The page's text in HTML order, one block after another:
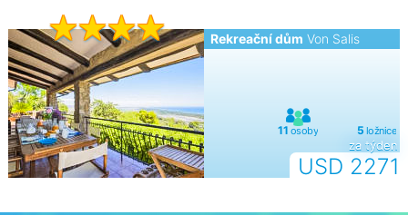
Rekreační dům Von Salis
USD 2271
za týden